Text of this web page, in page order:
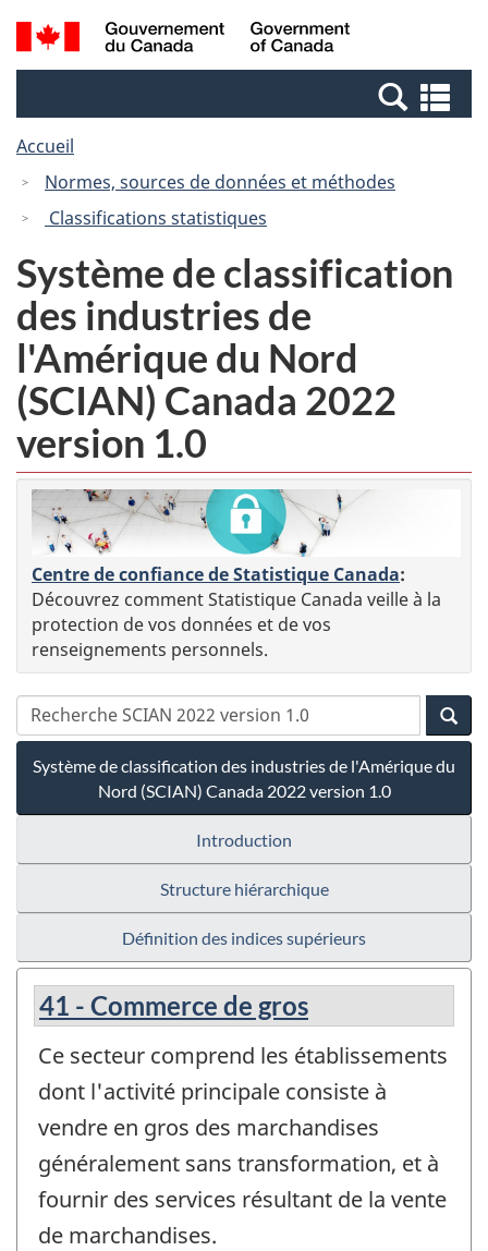
Passer
au
Passer
à
Canada
Recherche
et
et
Accueil
Normes, sources de données et méthodes
Classifications statistiques
Système de classification
des industries de
l'Amérique du Nord
(SCIAN) Canada 2022
version 1.0
Centre de confiance de Statistique Canada:
Découvrez comment Statistique Canada veille à la
protection de vos données et de vos
renseignements personnels.
Système de classification des industries de l'Amérique du
Nord (SCIAN) Canada 2022 version 1.0
Introduction
Structure hiérarchique
Définition des indices supérieurs
41 - Commerce de gros
Ce secteur comprend les établissements
dont l'activité principale consiste à
vendre en gros des marchandises
généralement sans transformation, et à
fournir des services résultant de la vente
de marchandises.